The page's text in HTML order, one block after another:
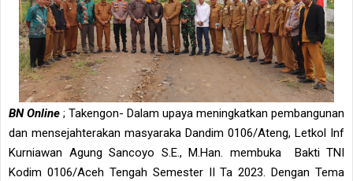
BN Online ; Takengon- Dalam upaya meningkatkan pembangunan
dan mensejahterakan masyaraka Dandim 0106/Ateng, Letkol Inf
Kurniawan Agung Sancoyo S.E., M.Han. membuka Bakti TNI
Kodim 0106/Aceh Tengah Semester II Ta 2023. Dengan Tema